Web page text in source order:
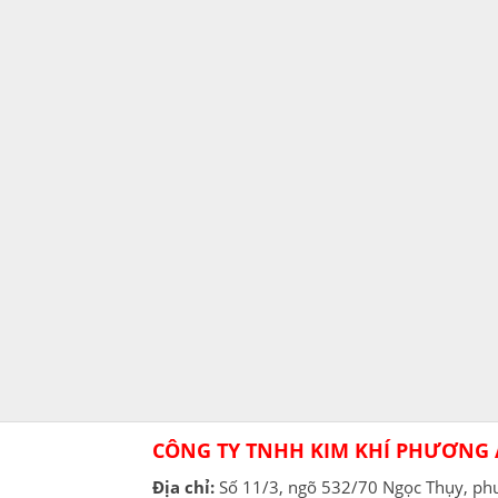
CÔNG TY TNHH KIM KHÍ PHƯƠNG
Địa chỉ: Số 11/3, ngõ 532/70 Ngọc Thụy,